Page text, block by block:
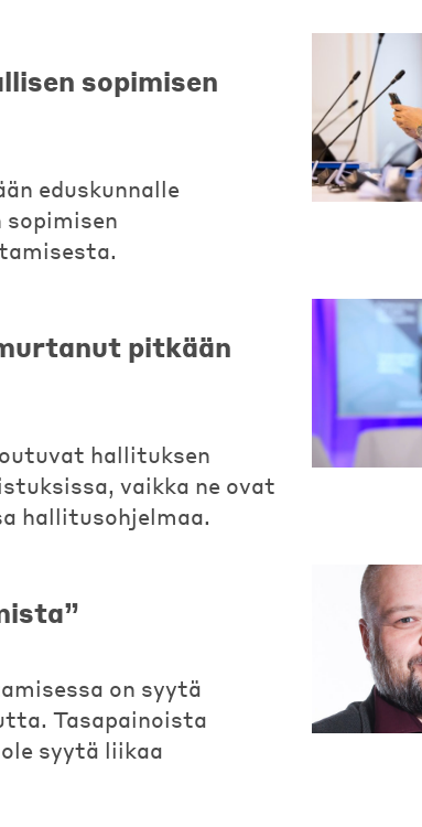
sopimisen
eduskunnalle
pitkään
hallituksen
vaikka ne ovat
hallitusohjelmaa.
on syytä
Tasapainoista
syytä liikaa